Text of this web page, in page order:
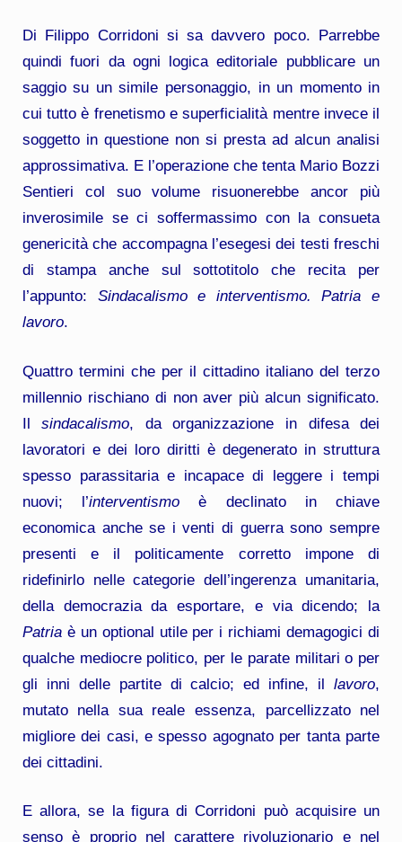
Di Filippo Corridoni si sa davvero poco. Parrebbe
quindi fuori da ogni logica editoriale pubblicare un
saggio su un simile personaggio, in un momento in
cui tutto è frenetismo e superficialità mentre invece il
soggetto in questione non si presta ad alcun analisi
approssimativa. E l’operazione che tenta Mario Bozzi
Sentieri col suo volume risuonerebbe ancor più
inverosimile se ci soffermassimo con la consueta
genericità che accompagna l’esegesi dei testi freschi
di stampa anche sul sottotitolo che recita per
l’appunto: Sindacalismo e interventismo. Patria e
lavoro.
Quattro termini che per il cittadino italiano del terzo
millennio rischiano di non aver più alcun significato.
Ilsindacalismo, da organizzazione in difesa dei
lavoratori e dei loro diritti è degenerato in struttura
spesso parassitaria e incapace di leggere i tempi
nuovi; l’interventismo è declinato in chiave
economica anche se i venti di guerra sono sempre
presenti e il politicamente corretto impone di
ridefinirlo nelle categorie dell’ingerenza umanitaria,
della democrazia da esportare, e via dicendo; la
Patriaè un optional utile per i richiami demagogici di
qualche mediocre politico, per le parate militari o per
gli inni delle partite di calcio; ed infine, illavoro,
mutato nella sua reale essenza, parcellizzato nel
migliore dei casi, e spesso agognato per tanta parte
dei cittadini.
E allora, se la figura di Corridoni può acquisire un
senso è proprio nel carattere rivoluzionario e nel